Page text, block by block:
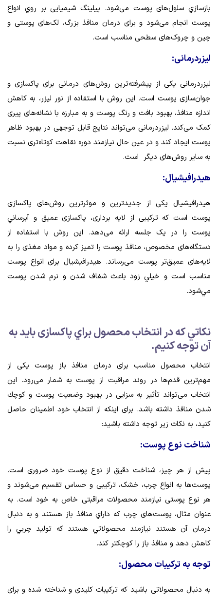
بازسازي سلول‌های پوست می‌شود. پیلینگ شیمیایی بر روي انواع
پوست انجام می‌شود و برای درمان منافذ بزرگ، لک‌های پوستی و
چین و چروک‌های سطحی مناسب است.
لیزردرمانی:
لیزردرمانی یکی از پیشرفته‌ترین روش‌های درمانی برای پاکسازی و
جوان‌سازی پوست است. این روش با استفاده از نور لیزر، به کاهش
اندازه منافذ، بهبود بافت و رنگ پوست و به مبارزه با نشانه‌های پیری
کمک می‌کند. لیزردرمانی می‌تواند نتایج قابل توجهی در بهبود ظاهر
پوست ایجاد کند و در عین حال نیازمند دوره نقاهت کوتاه‌تری نسبت
به سایر روش‌های ديگر است.
هیدرافیشیال:
هیدرافیشیال یکی از جدیدترین و موثرترین روش‌های پاکسازی
پوست است که ترکیبی از لایه برداری، پاکسازی عمیق و آبرساني
پوست را در یک جلسه ارائه می‌دهد. این روش با استفاده از
دستگاه‌های مخصوص، منافذ پوست را تمیز کرده و مواد مغذی را به
لایه‌های عمیق‌تر پوست می‌رساند. هیدرافیشیال برای انواع پوست
مناسب است و خيلي زود باعث شفاف شدن و نرم شدن پوست
مي‌شود.
نكاتي كه در انتخاب محصول براي پاکسازی بايد به
آن توجه كنيم.
انتخاب محصول مناسب برای درمان منافذ باز پوست یکی از
مهم‌ترین قدم‌ها در روند مراقبت از پوست به شمار می‌رود. این
انتخاب می‌تواند تأثیر به سزایی در بهبود وضعیت پوست و كوچك
شدن منافذ داشته باشد. برای اینکه از انتخاب خود اطمینان حاصل
کنید، به نکات زیر توجه داشته باشید:
شناخت نوع پوست:
پیش از هر چیز، شناخت دقیق از نوع پوست خود ضروری است.
پوست‌ها به انواع چرب، خشک، ترکیبی و حساس تقسیم می‌شوند و
هر نوع پوستی نیازمند محصولات مراقبتی خاص به خود است. به
عنوان مثال، پوست‌های چرب كه داراي منافذ باز هستند و به دنبال
درمان آن هستند نيازمند محصولاتي هستند كه توليد چربي را
كاهش دهد و منافذ باز را كوچكتر كند.
توجه به ترکیبات محصول:
به دنبال محصولاتی باشید که ترکیبات کلیدی و شناخته شده‌ و برای